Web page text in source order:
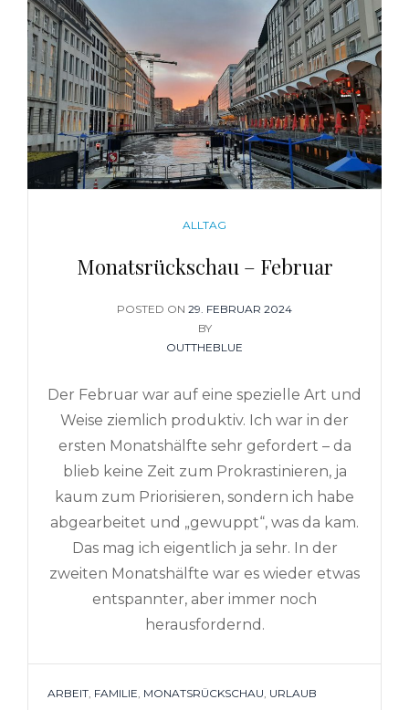
CATEGORIES
ALLTAG
Monatsrückschau – Februar
POSTED ON POSTED
ON
29. FEBRUAR 2024
BY
OUTTHEBLUE
Der Februar war auf eine spezielle Art und
Weise ziemlich produktiv. Ich war in der
ersten Monatshälfte sehr gefordert – da
blieb keine Zeit zum Prokrastinieren, ja
kaum zum Priorisieren, sondern ich habe
abgearbeitet und „gewuppt“, was da kam.
Das mag ich eigentlich ja sehr. In der
zweiten Monatshälfte war es wieder etwas
entspannter, aber immer noch
herausfordernd.
TAGS
ARBEIT, FAMILIE, MONATSRÜCKSCHAU, URLAUB